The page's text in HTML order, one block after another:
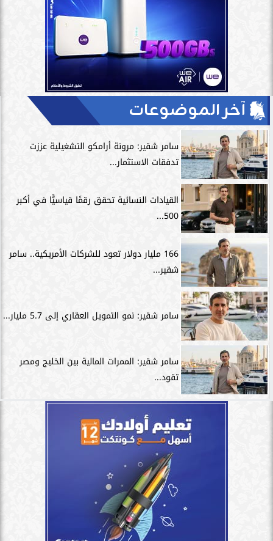
آخر الموضوعات
سامر شقير: مرونة أرامكو التشغيلية عززت
تدفقات الاستثمار...
القيادات النسائية تحقق رقمًا قياسيًّا في أكبر
500...
166 مليار دولار تعود للشركات الأمريكية.. سامر
شقير...
سامر شقير: نمو التمويل العقاري إلى 5.7 مليار...
سامر شقير: الممرات المالية بين الخليج ومصر
تقود...